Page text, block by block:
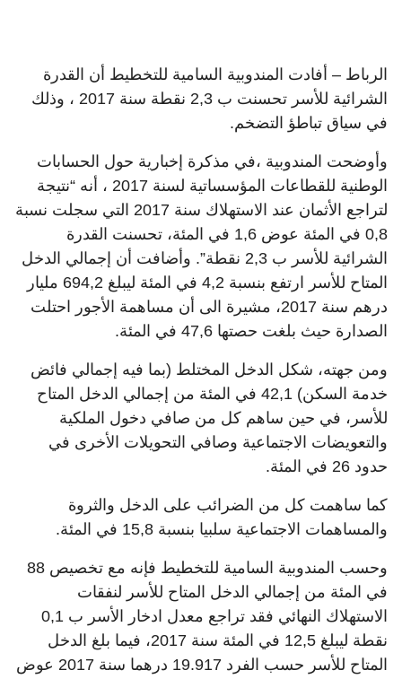
الرباط – أفادت المندوبية السامية للتخطيط أن القدرة
الشرائية للأسر تحسنت ب 2,3 نقطة سنة 2017 ، وذلك
في سياق تباطؤ التضخم.
وأوضحت المندوبية ،في مذكرة إخبارية حول الحسابات
الوطنية للقطاعات المؤسساتية لسنة 2017 ، أنه “نتيجة
لتراجع الأثمان عند الاستهلاك سنة 2017 التي سجلت نسبة
0,8 في المئة عوض 1,6 في المئة، تحسنت القدرة
الشرائية للأسر ب 2,3 نقطة”. وأضافت أن إجمالي الدخل
المتاح للأسر ارتفع بنسبة 4,2 في المئة ليبلغ 694,2 مليار
درهم سنة 2017، مشيرة الى أن مساهمة الأجور احتلت
الصدارة حيث بلغت حصتها 47,6 في المئة.
ومن جهته، شكل الدخل المختلط (بما فيه إجمالي فائض
خدمة السكن) 42,1 في المئة من إجمالي الدخل المتاح
للأسر، في حين ساهم كل من صافي دخول الملكية
والتعويضات الاجتماعية وصافي التحويلات الأخرى في
حدود 26 في المئة.
كما ساهمت كل من الضرائب على الدخل والثروة
والمساهمات الاجتماعية سلبيا بنسبة 15,8 في المئة.
وحسب المندوبية السامية للتخطيط فإنه مع تخصيص 88
في المئة من إجمالي الدخل المتاح للأسر لنفقات
الاستهلاك النهائي فقد تراجع معدل ادخار الأسر ب 0,1
نقطة ليبلغ 12,5 في المئة سنة 2017، فيما بلغ الدخل
المتاح للأسر حسب الفرد 19.917 درهما سنة 2017 عوض